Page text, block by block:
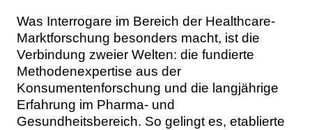
Was Interrogare im Bereich der Healthcare-
Marktforschung besonders macht, ist die
Verbindung zweier Welten: die fundierte
Methodenexpertise aus der
Konsumentenforschung und die langjährige
Erfahrung im Pharma- und
Gesundheitsbereich. So gelingt es, etablierte